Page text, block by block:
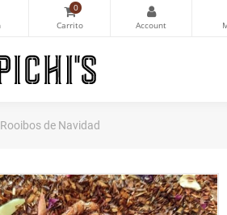
0
Rooibos de Navidad